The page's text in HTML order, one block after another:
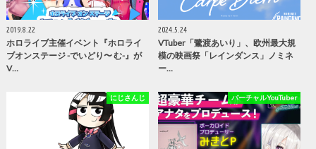
2019.8.22
ホロライブ主催イベント『ホロライ
ブオンステージ -でいどり〜 む-』が
V…
2024.5.24
VTuber「鷺渡あいり」、欧州最大規
模の映画祭「レインダンス」ノミネ
ー…
にじさんじ バーチャルYouTuber